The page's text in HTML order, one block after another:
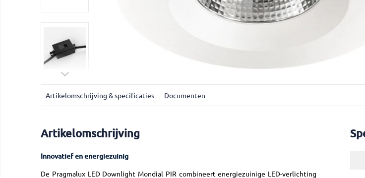
Artikelomschrijving & specificaties Documenten
Artikelomschrijving
Innovatief en energiezuinig
De Pragmalux LED Downlight Mondial PIR combineert energiezuinige LED-verlichting